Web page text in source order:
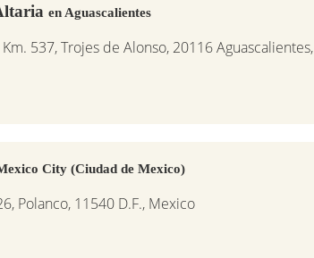
en Aguascalientes
537, Trojes de Alonso, 20116 Aguascalientes,
City (Ciudad de Mexico)
Polanco, 11540 D.F., Mexico